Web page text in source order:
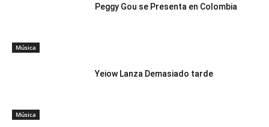
Música
Peggy Gou se Presenta en Colombia
Música
Yeiow Lanza Demasiado tarde